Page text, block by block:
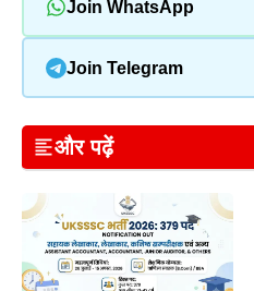
Join WhatsApp
Join Telegram
और पढ़ें